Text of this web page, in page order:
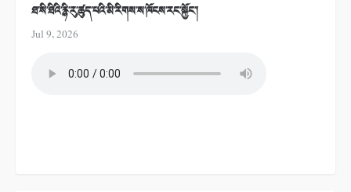
ཐ་སི་ཐིའི་རྙི་རུ་ཚུད་པའི་མི་རིགས་ས་ཁོངས་རང་སྐྱོང་།
Jul 9, 2026